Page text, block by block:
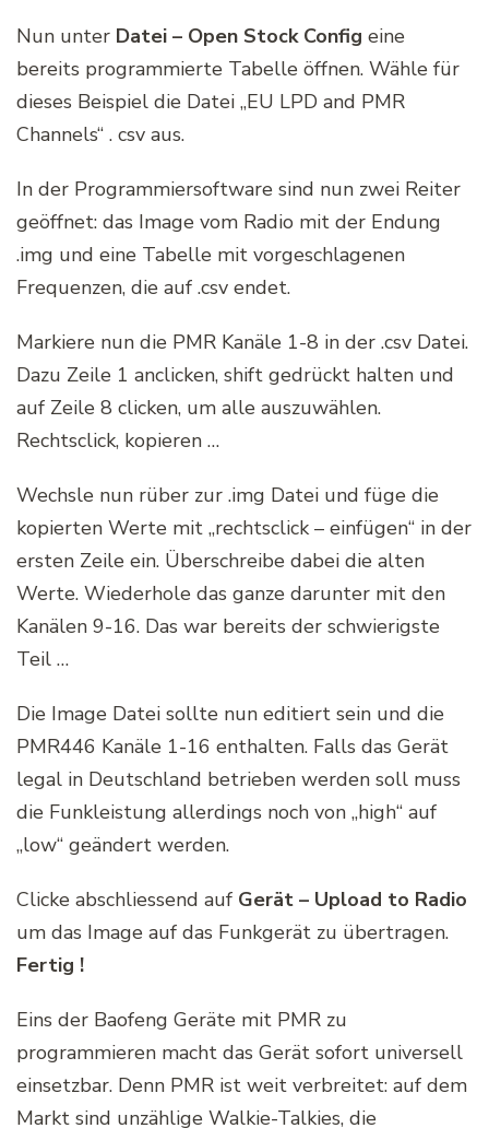
Nun unter Datei – Open Stock Config eine
bereits programmierte Tabelle öffnen. Wähle für
dieses Beispiel die Datei „EU LPD and PMR
Channels“ . csv aus.
In der Programmiersoftware sind nun zwei Reiter
geöffnet: das Image vom Radio mit der Endung
.img und eine Tabelle mit vorgeschlagenen
Frequenzen, die auf .csv endet.
Markiere nun die PMR Kanäle 1-8 in der .csv Datei.
Dazu Zeile 1 anclicken, shift gedrückt halten und
auf Zeile 8 clicken, um alle auszuwählen.
Rechtsclick, kopieren …
Wechsle nun rüber zur .img Datei und füge die
kopierten Werte mit „rechtsclick – einfügen“ in der
ersten Zeile ein. Überschreibe dabei die alten
Werte. Wiederhole das ganze darunter mit den
Kanälen 9-16. Das war bereits der schwierigste
Teil …
Die Image Datei sollte nun editiert sein und die
PMR446 Kanäle 1-16 enthalten. Falls das Gerät
legal in Deutschland betrieben werden soll muss
die Funkleistung allerdings noch von „high“ auf
„low“ geändert werden.
Clicke abschliessend auf Gerät – Upload to Radio
um das Image auf das Funkgerät zu übertragen.
Fertig !
Eins der Baofeng Geräte mit PMR zu
programmieren macht das Gerät sofort universell
einsetzbar. Denn PMR ist weit verbreitet: auf dem
Markt sind unzählige Walkie-Talkies, die